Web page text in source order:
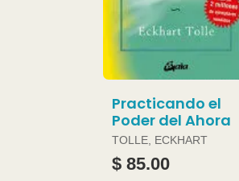
Practicando el
Poder del Ahora
TOLLE, ECKHART
$ 85.00